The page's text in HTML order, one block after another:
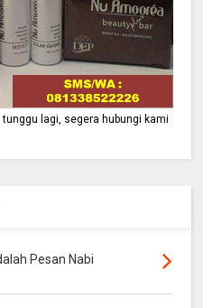
lagi, segera hubungi kami
Pesan Nabi